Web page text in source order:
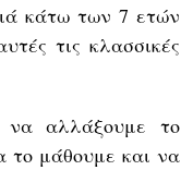
κάτω των 7 ετών
τις κλασσικές
να αλλάξουμε το
μάθουμε και να